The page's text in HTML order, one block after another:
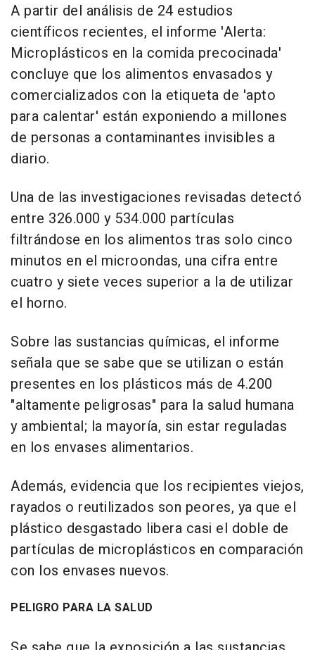
A partir del análisis de 24 estudios
científicos recientes, el informe 'Alerta:
Microplásticos en la comida precocinada'
concluye que los alimentos envasados y
comercializados con la etiqueta de 'apto
para calentar' están exponiendo a millones
de personas a contaminantes invisibles a
diario.
Una de las investigaciones revisadas detectó
entre 326.000 y 534.000 partículas
filtrándose en los alimentos tras solo cinco
minutos en el microondas, una cifra entre
cuatro y siete veces superior a la de utilizar
el horno.
Sobre las sustancias químicas, el informe
señala que se sabe que se utilizan o están
presentes en los plásticos más de 4.200
"altamente peligrosas" para la salud humana
y ambiental; la mayoría, sin estar reguladas
en los envases alimentarios.
Además, evidencia que los recipientes viejos,
rayados o reutilizados son peores, ya que el
plástico desgastado libera casi el doble de
partículas de microplásticos en comparación
con los envases nuevos.
PELIGRO PARA LA SALUD